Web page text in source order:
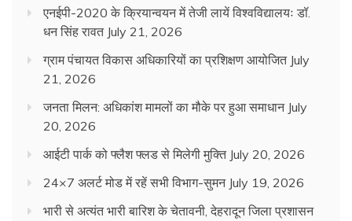
एनईपी-2020 के क्रियान्वयन में तेजी लायें विश्वविद्यालयः डॉ.
धन सिंह रावत July 21, 2026
ग्राम पंचायत विकास अधिकारियों का प्रशिक्षण आयोजित July
21, 2026
जनता मिलन: अधिकांश मामलों का मौके पर हुआ समाधान July
20, 2026
आईटी पार्क को फ्लैश फ्लड से मिलेगी मुक्ति July 20, 2026
24×7 अलर्ट मोड में रहें सभी विभाग-सुमन July 19, 2026
भारी से अत्यंत भारी बारिश के चेतावनी, देहरादून जिला प्रशासन